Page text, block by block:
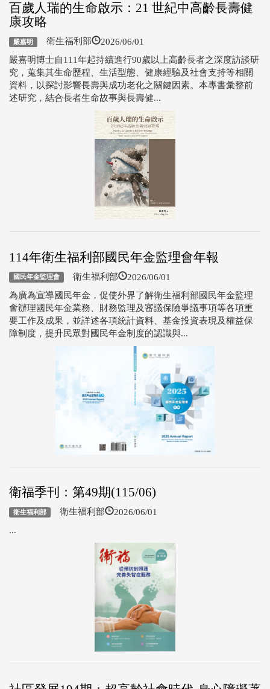
百歲人瑞的生命啟示：21 世紀中高齡長壽健
康攻略
嚴嘉明 衛生福利部 2026/06/01
嚴嘉明博士自111年起持續進行90歲以上高齡長者之深度訪談研
究，蒐集其生命歷程、生活型態、健康經驗及社會支持等相關
資料，以探討影響長壽與成功老化之關鍵因素。本專書彙整前
述研究，結合長者生命故事與長壽健...
114年衛生福利部國民年金監理會年報
國民年金監理會 衛生福利部 2026/06/01
為廣為宣導國民年金，促使外界了解衛生福利部國民年金監理
會辦理國民年金業務、財務監理及審議保險爭議事項等各項重
要工作及成果，並詳述各項統計資料、基金投資表現及權益保
障制度，提升民眾對國民年金制度的認識與...
衛福季刊：第49期(115/06)
衛生福利部 衛生福利部 2026/06/01
...